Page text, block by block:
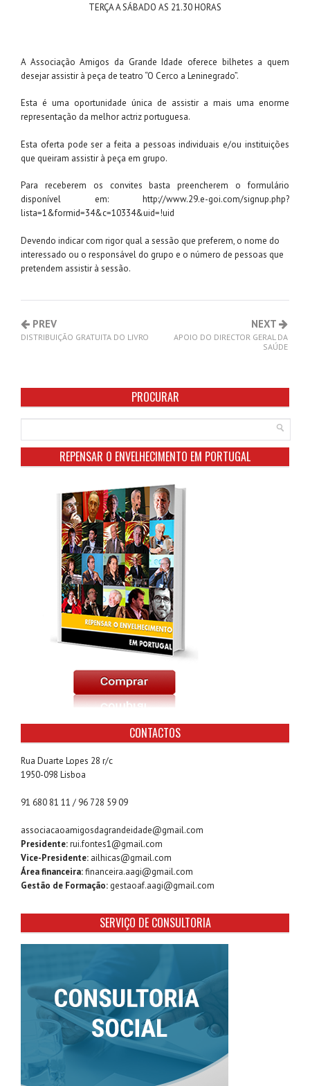
TERÇA A SÁBADO AS 21.30 HORAS
A Associação Amigos da Grande Idade oferece bilhetes a quem
desejar assistir à peça de teatro “O Cerco a Leninegrado”.
Esta é uma oportunidade única de assistir a mais uma enorme
representação da melhor actriz portuguesa.
Esta oferta pode ser a feita a pessoas individuais e/ou instituições
que queiram assistir à peça em grupo.
Para receberem os convites basta preencherem o formulário
disponível em: http://www.29.e-goi.com/signup.php?
lista=1&formid=34&c=10334&uid=!uid
Devendo indicar com rigor qual a sessão que preferem, o nome do
interessado ou o responsável do grupo e o número de pessoas que
pretendem assistir à sessão.
PREV
DISTRIBUIÇÃO GRATUITA DO LIVRO
NEXT
APOIO DO DIRECTOR GERAL DA
SAÚDE
PROCURAR
REPENSAR O ENVELHECIMENTO EM PORTUGAL
CONTACTOS
Rua Duarte Lopes 28 r/c
1950-098 Lisboa
91 680 81 11 / 96 728 59 09
associacaoamigosdagrandeidade@gmail.com
Presidente:rui.fontes1@gmail.com
Vice-Presidente: ailhicas@gmail.com
Área financeira:financeira.aagi@gmail.com
Gestão de Formação: gestaoaf.aagi@gmail.com
SERVIÇO DE CONSULTORIA